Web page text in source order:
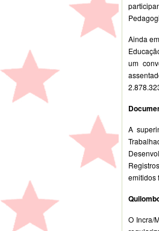
Ainda
um
A
emitidos
O Incra/